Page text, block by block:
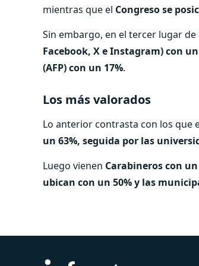
mientras que el Congreso se
Sin embargo, en el tercer lugar
Facebook, X e Instagram) con un
(AFP) con un 17%.
Los más valorados
Lo anterior contrasta con los que
un 63%, seguida por las
Luego vienen Carabineros con
ubican con un 50% y las